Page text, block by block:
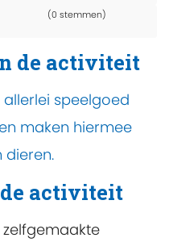
(0 stemmen)
de activiteit
speelgoed
maken hiermee
dieren.
activiteit